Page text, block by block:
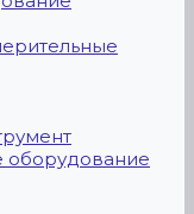
оборудование